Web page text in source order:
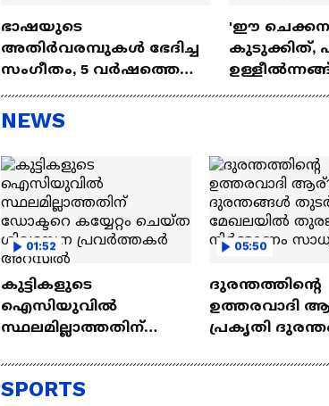
ഭാഷയുടെ
അതിർവരമ്പുകൾ ഭേദിച്ച
സംഗീതം, 5 വർഷത്തെ
പരിശ്രമം; 'ഏകത'യുമായി
സ്റ്റീഫൻ ദേവസി| Stephen
'ഈ
കുടുക്കിത്,
ബാലൻ
NEWS
01:52
കുട്ടികളുടെ
ഐസിയുവിൽ
സ്ഥലമില്ലാത്തതിന്
ചെയ്ത ശിവസേന
പ്രവർത്തകർ അറസ്റ്റിൽ
05:50
ദുരന്തത്തിന്റെ
ഉത്തരവാദി
പ്രകൃതി
മേഖലയിൽ
SPORTS